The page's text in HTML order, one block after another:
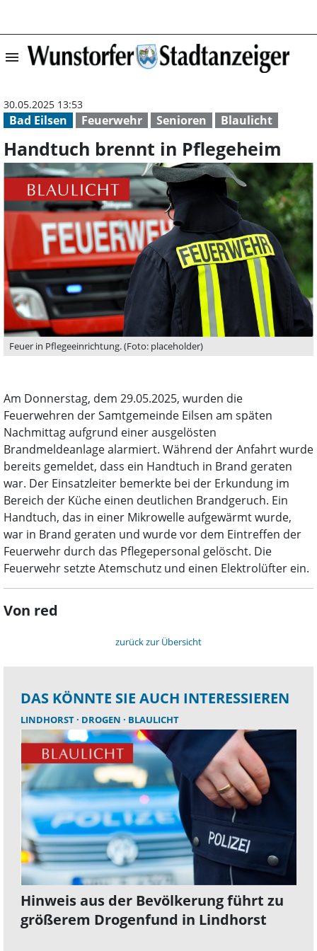
menu Handtuch
Bad Eilsen Feuerwehr Senioren Blaulicht
30.05.2025 13:53
Handtuch brennt in Pflegeheim
Feuer in Pflegeeinrichtung. (Foto: placeholder)
Am Donnerstag, dem 29.05.2025, wurden die
Feuerwehren der Samtgemeinde Eilsen am späten
Nachmittag aufgrund einer ausgelösten
Brandmeldeanlage alarmiert. Während der Anfahrt wurde
bereits gemeldet, dass ein Handtuch in Brand geraten
war. Der Einsatzleiter bemerkte bei der Erkundung im
Bereich der Küche einen deutlichen Brandgeruch. Ein
Handtuch, das in einer Mikrowelle aufgewärmt wurde,
war in Brand geraten und wurde vor dem Eintreffen der
Feuerwehr durch das Pflegepersonal gelöscht. Die
Feuerwehr setzte Atemschutz und einen Elektrolüfter ein.
Von red
zurück zur Übersicht
DAS KÖNNTE SIE AUCH INTERESSIEREN
LINDHORST DROGEN BLAULICHT
Hinweis aus der Bevölkerung führt zu
größerem Drogenfund in Lindhorst